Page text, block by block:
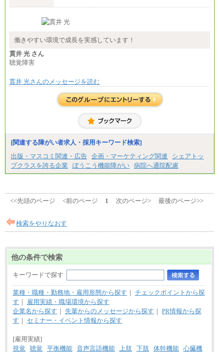
総合職 月給208,000～235,000円
※詳細はJTBキャリアサイトよりご確認ください。
総合職 月給220,000～230,000円＋地域間調整給
整給
※詳細はJTBキャリアサイトよりご確認ください。
■(株)JTBコミュニケーションデザイン
総合職 月給230,000円
みなし残業手当：20,000円（一律支給）※みなし
残業手当の残業時間は10.43時間。
間に応じて、時間外手当等を支給。
エリアサポート職 月給188,000円
■（株）JTBグローバルマーケティング＆トラベル
給
※詳細はJTBキャリアサイトよりご確認ください。
総合職 月給205,000～225,000円＋地域間調整給
エリア総合職 月給185,000円＋地域間調整給
※詳細はJTBキャリアサイトよりご確認ください。
■(株)JTBデータサービス ※2027年新卒募集終了
総合職 月給186,000～194,000円＋地域手当
※詳細はJTBキャリアサイトよりご確認ください。
■I&Jデジタルイノベーション(株)
総合職 月給224,500～242,600円＋地域手当
※詳細はJTBキャリアサイトよりご確認ください。
■(株)JTBビジネストランスフォーム
働きやすい環境で成長を実感しています！
貫井 光 さん
聴覚障害
貫井 光さんのメッセージを読む
[関連する障がい者求人・採用キーワード検索]
出版・マスコミ関連・広告 企画・マーケティング関連
シェアトッ
プクラスを誇る企業
ぼうこう機能障がい 病院へ通院配慮
<<先頭のページ <前のページ 1 次のページ> 最後のページ>>
検索をやりなおす
他の条件で検索
キーワードで探す
業種・職種・勤務地・雇用形態から探す ｜ チェックポイントから探
す ｜
雇用実績・職場環境から探す
企業名から探す ｜ 先輩からのメッセージから探す ｜ PR情報から探
す ｜ セミナー・イベント情報から探す
[雇用実績]
視覚
聴覚 平衡機能 音声言語機能 上肢 下肢 体幹機能 心臓機